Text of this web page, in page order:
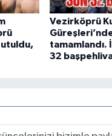
Vezirköprü
tamamlandı.
32